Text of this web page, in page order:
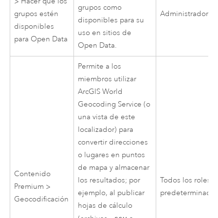
grupos estén
disponibles
para Open Data
grupos como
disponibles para su
uso en sitios de
Open Data.
Administrador
Contenido
Premium >
Geocodificación
Permite a los
miembros utilizar
ArcGIS World
Geocoding Service (o
una vista de este
localizador) para
convertir direcciones
o lugares en puntos
de mapa y almacenar
los resultados; por
ejemplo, al publicar
hojas de cálculo
Todos los roles